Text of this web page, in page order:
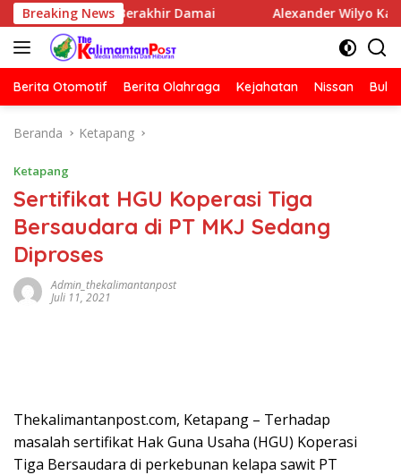
Langsung
ke
konten
Breaking News
Media Berakhir Damai Alexander Wilyo Kantongi SK
Berita Otomotif Berita Olahraga Kejahatan Nissan
Beranda Ketapang
Ketapang
Sertifikat HGU Koperasi Tiga
Bersaudara di PT MKJ Sedang
Diproses
Admin_thekalimantanpost
Juli 11, 2021
Thekalimantanpost.com, Ketapang – Terhadap
masalah sertifikat Hak Guna Usaha (HGU) Koperasi
Tiga Bersaudara di perkebunan kelapa sawit PT